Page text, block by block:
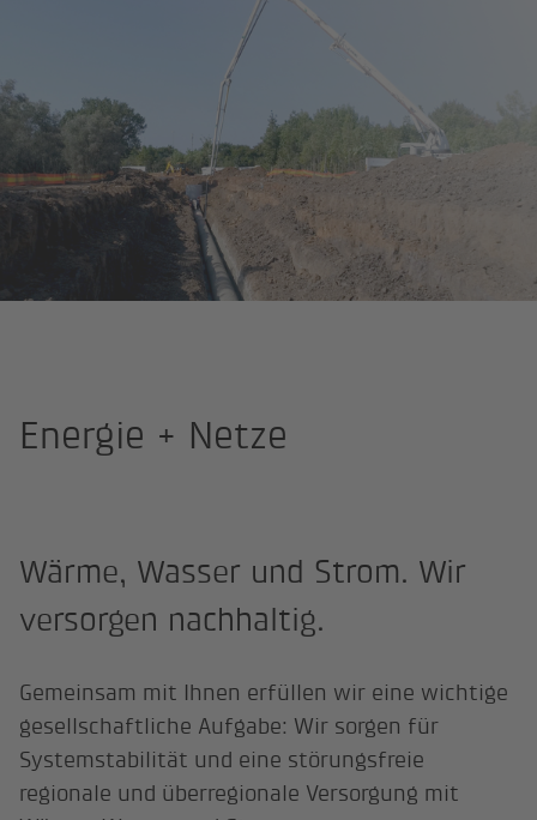
Energie + Netze
Wärme, Wasser und Strom. Wir
versorgen nachhaltig.
Gemeinsam mit Ihnen erfüllen wir eine wichtige
gesellschaftliche Aufgabe: Wir sorgen für
Systemstabilität und eine störungsfreie
regionale und überregionale Versorgung mit